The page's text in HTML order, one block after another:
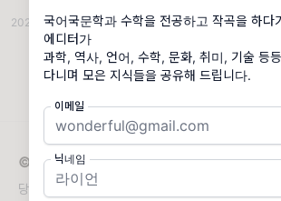
국어국문학과 수학을 전공하고 작곡을 하다
에디터가
과학, 역사, 언어, 수학, 문화, 취미, 기술 등
다니며 모은 지식들을 공유해 드립니다.
이메일
닉네임
적 과제들에 대해 이미 자연은 이미 멋진 답을
갖고 있었던 경우가 많았습니다. 하지만 '비
2024.06.09 · 조회 2.89K · 댓글 1
© 2026 페퍼노트
당신의 삶에 양념 같은 지식을! '그런 건 어떻게